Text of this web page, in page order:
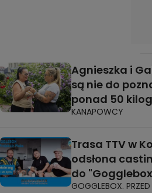
Agnieszka i
są nie do
ponad 50
KANAPOWCY
Trasa TTV w
odsłona
do
GOGGLEBOX.